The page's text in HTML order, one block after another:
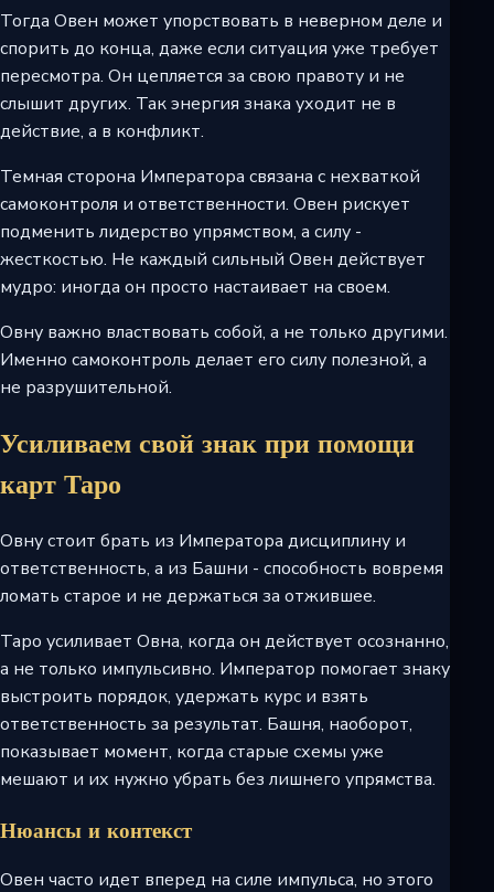
Тогда Овен может упорствовать в неверном деле и
спорить до конца, даже если ситуация уже требует
пересмотра. Он цепляется за свою правоту и не
слышит других. Так энергия знака уходит не в
действие, а в конфликт.
Темная сторона Императора связана с нехваткой
самоконтроля и ответственности. Овен рискует
подменить лидерство упрямством, а силу -
жесткостью. Не каждый сильный Овен действует
мудро: иногда он просто настаивает на своем.
Овну важно властвовать собой, а не только другими.
Именно самоконтроль делает его силу полезной, а
не разрушительной.
Усиливаем свой знак при помощи
карт Таро
Овну стоит брать из Императора дисциплину и
ответственность, а из Башни - способность вовремя
ломать старое и не держаться за отжившее.
Таро усиливает Овна, когда он действует осознанно,
а не только импульсивно. Император помогает знаку
выстроить порядок, удержать курс и взять
ответственность за результат. Башня, наоборот,
показывает момент, когда старые схемы уже
мешают и их нужно убрать без лишнего упрямства.
Нюансы и контекст
Овен часто идет вперед на силе импульса, но этого